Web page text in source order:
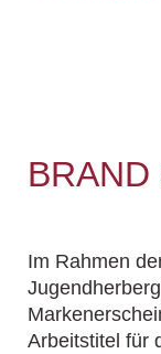
BRAND
Im Rahmen
Arbeitstitel für